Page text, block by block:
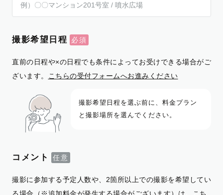
撮影希望日程
直前の日程や×の日程でも条件によってお受けできる場合がご
ざいます。
こちらの受付フォームへお進みください
撮影希望日程を選ぶ前に、料金プラン
と撮影場所を選んでください。
コメント
撮影に参加する予定人数や、2箇所以上での撮影を希望してい